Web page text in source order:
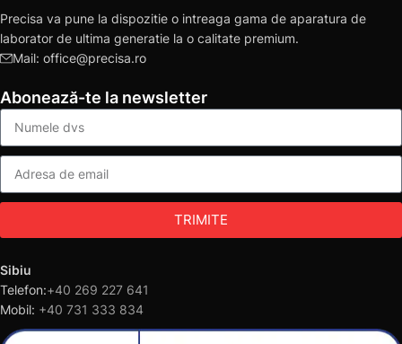
Precisa va pune la dispozitie o intreaga gama de aparatura de
laborator de ultima generatie la o calitate premium.
Mail: office@precisa.ro
Abonează-te la newsletter
TRIMITE
Sibiu
Telefon:+40 269 227 641
Mobil: +40 731 333 834